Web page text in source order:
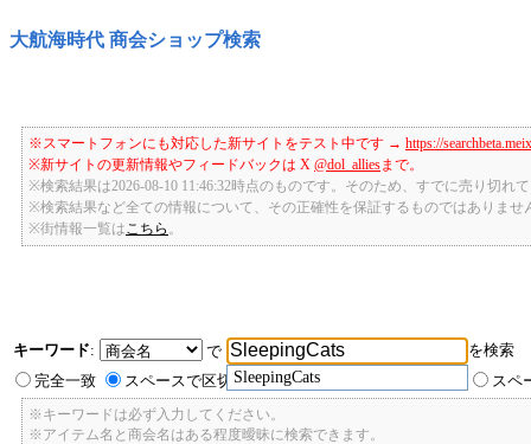
大航海時代 商会ショップ検索
※スマートフォンにも対応した新サイトをテスト中です → https://
※新サイトの更新情報やフィードバックは X @dol_alliesまで。
※検索結果は2026-08-10 11:46:32時点のものです。そのため、すでに売り切れ
※検索結果など全ての情報について、その正確性を保証するものではありませ
※街情報一覧は こちら
キーワード:
で
SleepingCats
を検索
完全一致
スペースで区切ったキーワードのいずれかを含む スペ
※キーワードは必ず入力してください。
※アイテム名と商会名はある程度曖昧に検索できます。